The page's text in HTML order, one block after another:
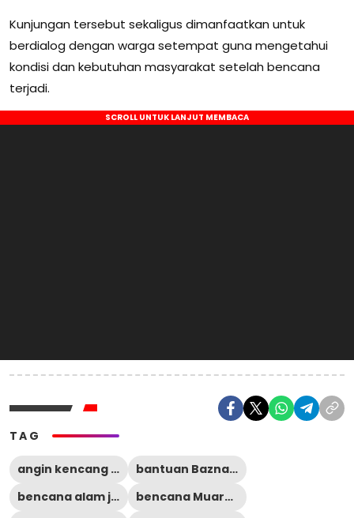
Kunjungan tersebut sekaligus dimanfaatkan untuk
berdialog dengan warga setempat guna mengetahui
kondisi dan kebutuhan masyarakat setelah bencana
terjadi.
TAG
angin kencang Kumpeh
bantuan Baznas Muaro Jambi
bencana alam jambi
bencana Muaro Jambi 2026